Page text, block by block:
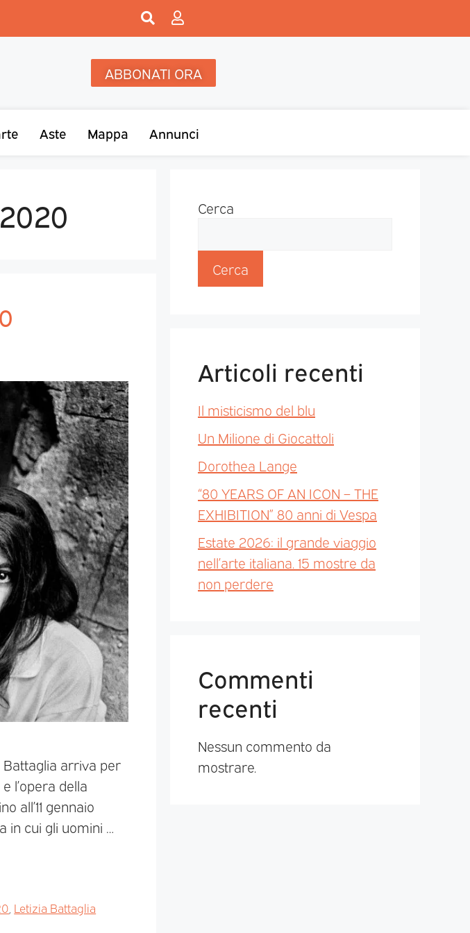
ABBONATI ORA
Aste Mappa Annunci
Battaglia arriva per
l’opera della
all’11 gennaio
cui gli uomini …
Letizia Battaglia
Cerca
Cerca
Articoli recenti
Il misticismo del blu
Un Milione di Giocattoli
Dorothea Lange
“80 YEARS OF AN ICON – THE
EXHIBITION” 80 anni di Vespa
Estate 2026: il grande viaggio
nell’arte italiana. 15 mostre da
non perdere
Commenti
recenti
Nessun commento da
mostrare.